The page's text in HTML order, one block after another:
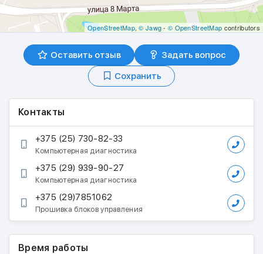
OpenStreetMap,© Jawg- © OpenStreetMap contributors
Оставить отзыв
Задать вопрос
Сохранить
Контакты
+375 (25) 730-82-33
Компьютерная диагностика
+375 (29) 939-90-27
Компьютерная диагностика
+375 (29)7851062
Прошивка блоков управления
Время работы